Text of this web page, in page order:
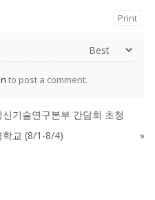
Print
to post a comment.
기술연구본부 간담회 초청
학교 (8/1-8/4)
»